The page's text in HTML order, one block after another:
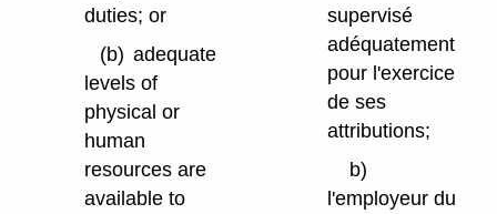
duties; or
(b) adequate
levels of
physical or
human
resources are
available to
supervisé
adéquatement
pour l'exercice
de ses
attributions;
b)
l'employeur du